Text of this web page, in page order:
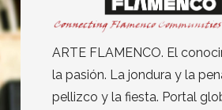
ARTE FLAMENCO. El
la pasión. La jondura y la
pellizco y la fiesta. Portal